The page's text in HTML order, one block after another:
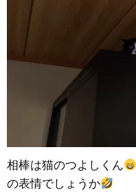
相棒は猫のつよしくん
の表情でしょうか